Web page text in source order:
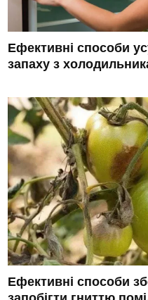
Ефективні способи
запаху з
Ефективні способи